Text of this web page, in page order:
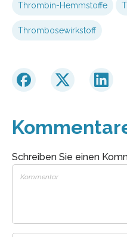
Thrombin-Hemmstoffe
Thrombosewirkstoff
Schreiben Sie einen